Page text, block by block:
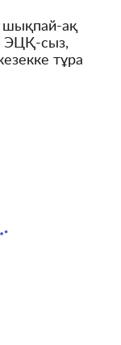
шықпай-ақ
ЭЦҚ-сыз,
тұра